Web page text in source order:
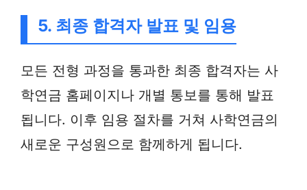
5. 최종 합격자 발표 및 임용
모든 전형 과정을 통과한 최종 합격자는 사
학연금 홈페이지나 개별 통보를 통해 발표
됩니다. 이후 임용 절차를 거쳐 사학연금의
새로운 구성원으로 함께하게 됩니다.